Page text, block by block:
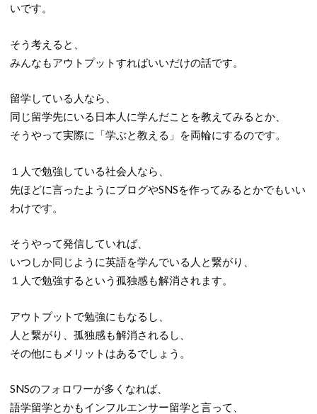
いです。
そう考えると、
みんなもアウトプットすればいいだけの話です。
留学している人なら、
同じ留学先にいる日本人に学んだことを教えてみるとか、
そうやって実際に「学ぶと教える」を両輪にするのです。
１人で勉強している社会人なら、
先ほどに言ったようにブログやSNSを作ってみるとかでもいい
わけです。
そうやって発信していれば、
いつしか同じように英語を学んでいる人と繋がり、
１人で勉強するという孤独感も解消されます。
アウトプットで勉強にもなるし、
人と繋がり、孤独感も解消されるし、
その他にもメリットはあるでしょう。
SNSのフォロワーが多くなれば、
語学留学とかもインフルエンサー留学と言って、